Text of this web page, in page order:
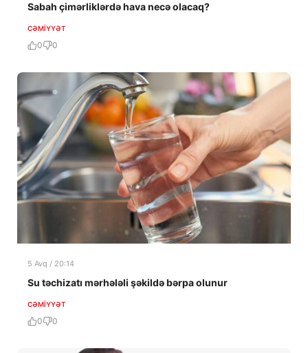
Sabah çimərliklərdə hava necə olacaq?
CƏMIYYƏT
0 0
5 Avq / 20:14
Su təchizatı mərhələli şəkildə bərpa olunur
CƏMIYYƏT
0 0